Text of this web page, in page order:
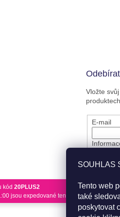
SOUHLAS
Tento web
také
poskytovat
kód 20PLUS2
jsou expedované tentýž den.
Vložte
E-mail